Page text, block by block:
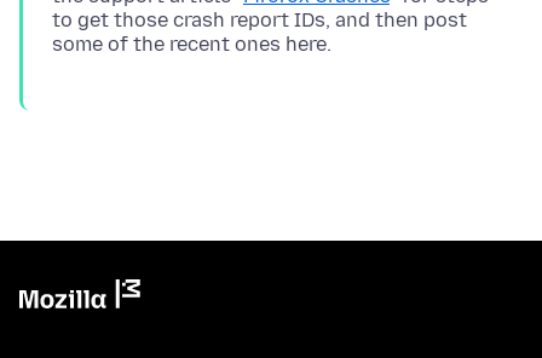
to get those crash report IDs, and then post